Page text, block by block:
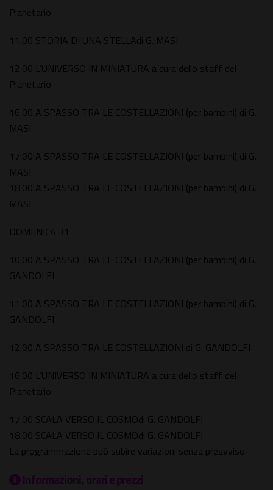
Planetario
11.00 STORIA DI UNA STELLAdi G. MASI
12.00 L’UNIVERSO IN MINIATURA a cura dello staff del
Planetario
16.00 A SPASSO TRA LE COSTELLAZIONI (per bambini) di G.
MASI
17.00 A SPASSO TRA LE COSTELLAZIONI (per bambini) di G.
MASI
18.00 A SPASSO TRA LE COSTELLAZIONI (per bambini) di G.
MASI
DOMENICA 31
10.00 A SPASSO TRA LE COSTELLAZIONI (per bambini) di G.
GANDOLFI
11.00 A SPASSO TRA LE COSTELLAZIONI (per bambini) di G.
GANDOLFI
12.00 A SPASSO TRA LE COSTELLAZIONI di G. GANDOLFI
16.00 L’UNIVERSO IN MINIATURA a cura dello staff del
Planetario
17.00 SCALA VERSO IL COSMOdi G. GANDOLFI
18.00 SCALA VERSO IL COSMOdi G. GANDOLFI
La programmazione può subire variazioni senza preavviso.
Informazioni, orari e prezzi